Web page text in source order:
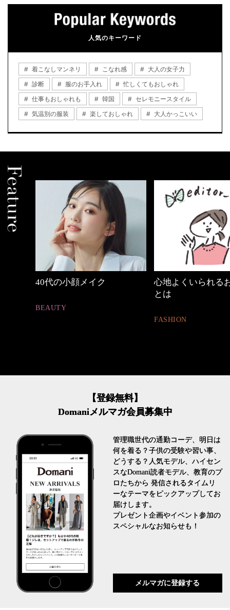
人気のキーワード
着こなしマンネリ こなれ感
大人の女子力
診断
服のお手入れ
忙しくてもおしゃれ
仕事もおしゃれも
韓国
セレモニースタイル
気温別の服装
楽しておしゃれ 大人かっこいい
40代の小顔メイク
BEAUTY
心地よくいられる
とは
FASHION
【登録無料】
Domaniメルマガ会員募集中
管理職世代の通勤コーデ、明日は
何を着る？子供の受験や習い事、
どうする？人気モデル、ハイセン
スなDomani読者モデル、教育のプ
ロたちから 発信されるタイムリ
ーなテーマをピックアップしてお
届けします。
プレゼント企画やイベント参加の
スペシャルなお知らせも！
メルマガに登録する